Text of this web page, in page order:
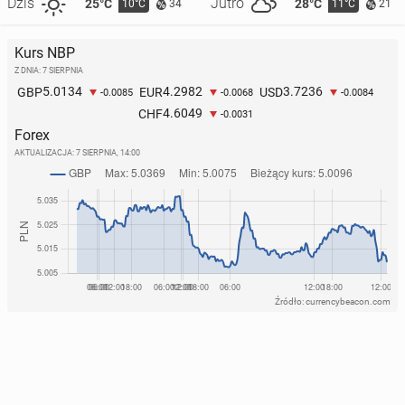
25°C 10°C 34 28°C 11°C 21
Kurs NBP
Z DNIA: 7 SIERPNIA
GBP5.0134 -0.0085 EUR4.2982 -0.0068 USD3.7236 -0.0084
CHF4.6049 -0.0031
Forex
AKTUALIZACJA: 7 SIERPNIA, 14:00
Źródło: currencybeacon.com